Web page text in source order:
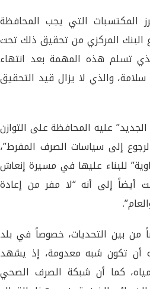
المكتسبات التي يجب المحافظة
البنك المركزي من تحقيق ذلك تحت
تسلم هذه المهمة بعد انتهاء
والذي لا يزال قيد التحقيق
عليه المحافظة على التوازن
إلى سياسات الصرف المفرط”،
للبناء عليها في مسيرة إنعاش
أيضاً إلى أنه “لا مفر من إعادة
من بين التحديات، خصوصاً في بلد
أن تكون شبه معدومة، إذ يشهد
كما أن شبكة الصرف الصحي